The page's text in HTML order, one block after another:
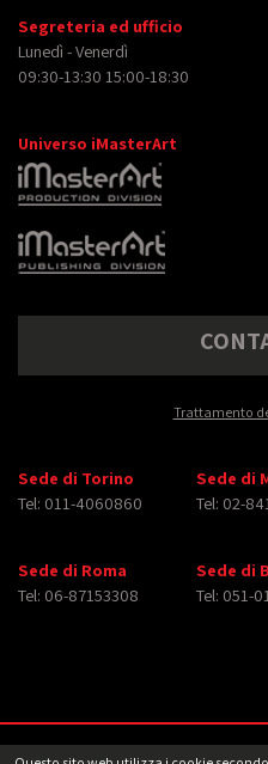
Segreteria ed ufficio
Lunedì - Venerdì
09:30-13:30 15:00-18:30
Universo iMasterArt
Trattamento
Sede di Torino
Tel: 011-4060860
Sede di
Tel: 02-
Sede di Roma
Tel: 06-87153308
Sede di
Tel: 051-
Copyright © 2026 iMasterArt S.r.l. ‐